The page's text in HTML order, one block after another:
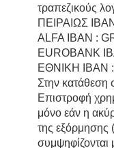
τραπεζικούς
ΠΕΙΡΑΙΩΣ
ALFA IBAN :
EUROBANK
ΕΘΝΙΚΗ IBAN
Στην κατάθεση
Επιστροφή
μόνο εάν η
της εξόρμησης